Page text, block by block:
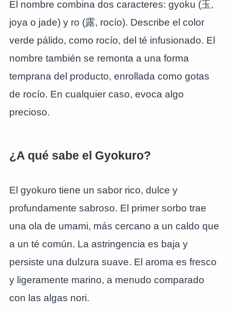
El nombre combina dos caracteres: gyoku (玉,
joya o jade) y ro (露, rocío). Describe el color
verde pálido, como rocío, del té infusionado. El
nombre también se remonta a una forma
temprana del producto, enrollada como gotas
de rocío. En cualquier caso, evoca algo
precioso.
¿A qué sabe el Gyokuro?
El gyokuro tiene un sabor rico, dulce y
profundamente sabroso. El primer sorbo trae
una ola de umami, más cercano a un caldo que
a un té común. La astringencia es baja y
persiste una dulzura suave. El aroma es fresco
y ligeramente marino, a menudo comparado
con las algas nori.